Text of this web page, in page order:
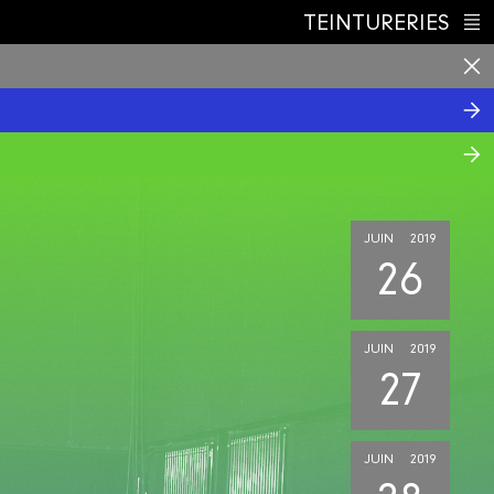
TEINTURERIES
JUIN 2019
26
JUIN 2019
27
JUIN 2019